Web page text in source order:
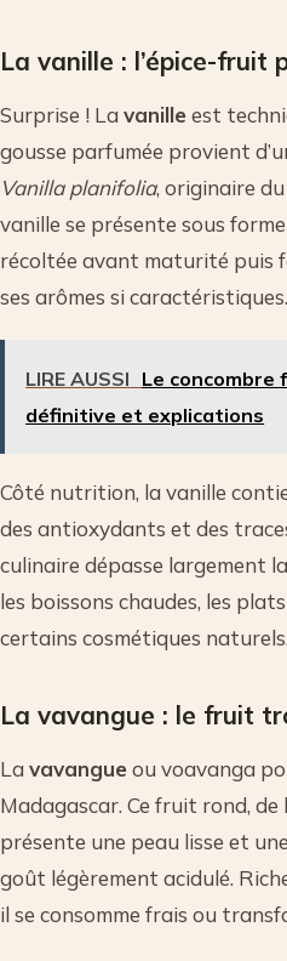
La vanille : l’épice-fruit
Surprise ! Lavanilleest
gousse parfumée provient
Vanilla planifolia, originaire
vanille se présente sous
récoltée avant maturité puis
ses arômes si caractéristiques.
LIRE AUSSI Le concombre
définitive et explications
Côté nutrition, la vanille
des antioxydants et des
culinaire dépasse largement
les boissons chaudes, les
certains cosmétiques naturels.
La vavangue : le fruit
Lavavangueou voavanga
Madagascar. Ce fruit rond, de
présente une peau lisse et
goût légèrement acidulé.
il se consomme frais ou